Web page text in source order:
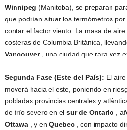
Winnipeg (Manitoba), se preparan
que podrían situar los termómetros por
contar el factor viento. La masa de
costeras de Columbia Británica,
Vancouver, una ciudad que rara vez
Segunda Fase (Este del País): El
moverá hacia el este, poniendo en
pobladas provincias centrales y
de frío severo en el sur de Ontario ,
Ottawa , y en Quebec , con impacto